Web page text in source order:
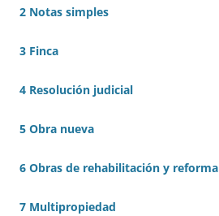
2 Notas simples
3 Finca
4 Resolución judicial
5 Obra nueva
6 Obras de rehabilitación y reforma
7 Multipropiedad